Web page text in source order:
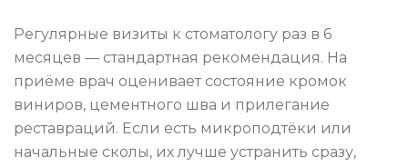
Регулярные визиты к стоматологу раз в 6
месяцев — стандартная рекомендация. На
приёме врач оценивает состояние кромок
виниров, цементного шва и прилегание
реставраций. Если есть микроподтёки или
начальные сколы, их лучше устранить сразу,